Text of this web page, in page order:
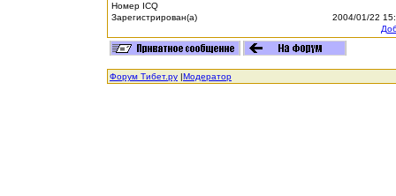
Номер ICQ
Зарегистрирован(а)
2004/01/22
Форум Тибет.ру |Модератор